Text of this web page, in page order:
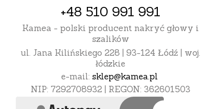
+48 510 991 991
Kamea - polski producent nakryć głowy i
szalików
ul. Jana Kilińskiego 228 | 93-124 Łódź | woj.
łódzkie
e-mail: sklep@kamea.pl
NIP: 7292708932 | REGON: 362601503